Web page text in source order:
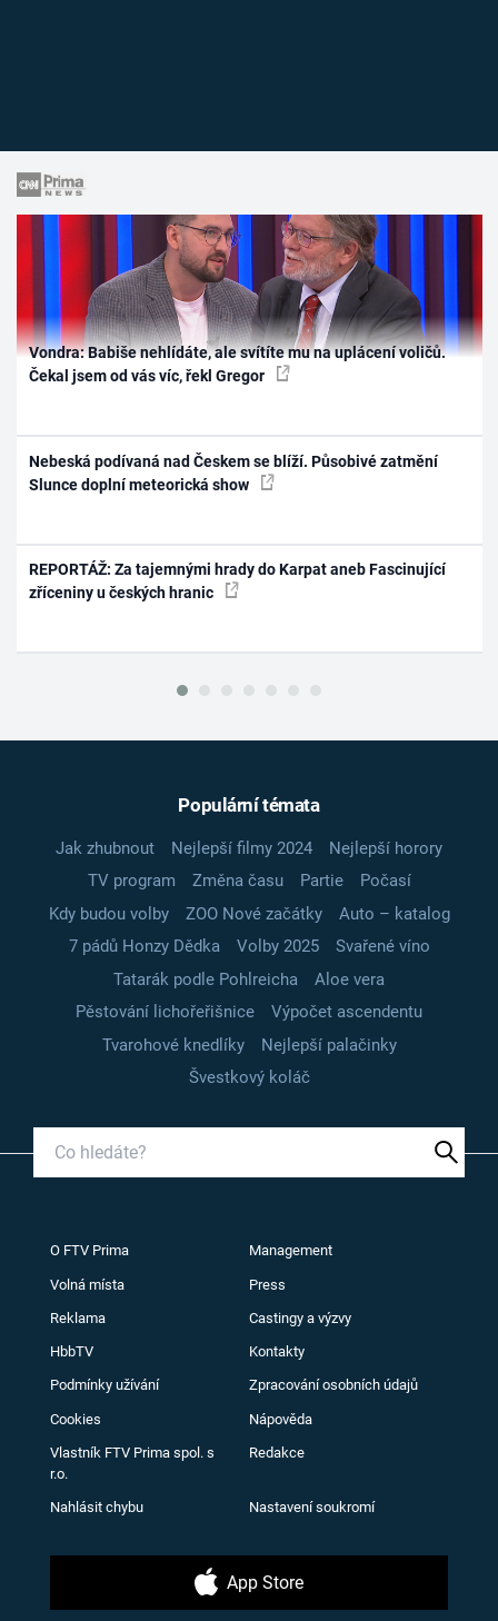
Vondra: Babiše nehlídáte, ale svítíte mu na uplácení voličů.
Čekal jsem od vás víc, řekl Gregor
Nebeská podívaná nad Českem se blíží. Působivé zatmění
Slunce doplní meteorická show
REPORTÁŽ: Za tajemnými hrady do Karpat aneb Fascinující
zříceniny u českých hranic
Populární témata
Jak zhubnout Nejlepší filmy 2024
Nejlepší horory
TV program
Změna času Partie
Počasí
Kdy budou volby
ZOO Nové začátky
Auto – katalog
7 pádů Honzy Dědka
Volby 2025
Svařené víno
Tatarák podle Pohlreicha
Aloe vera
Pěstování lichořeřišnice
Výpočet ascendentu
Tvarohové knedlíky
Nejlepší palačinky
Švestkový koláč
O FTV Prima Management
Volná místa Press
Reklama Castingy a výzvy
HbbTV Kontakty
Podmínky užívání Zpracování osobních údajů
Cookies Nápověda
Vlastník FTV Prima spol. s
r.o.
Redakce
Nahlásit chybu Nastavení soukromí
App Store